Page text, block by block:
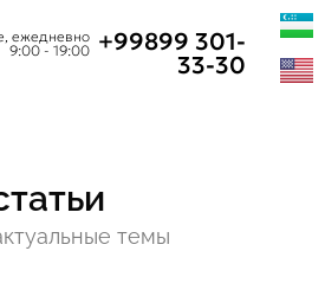
ежедневно
9:00 - 19:00 +99899 301-
33-30
темы